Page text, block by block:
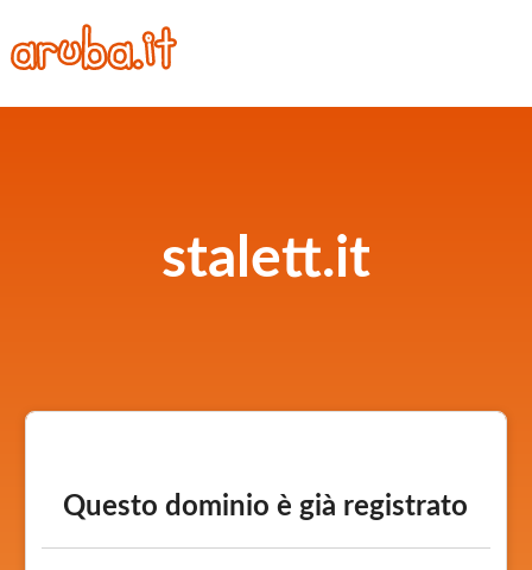
stalett.it
Questo dominio è già registrato